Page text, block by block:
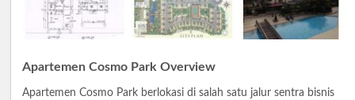
Apartemen Cosmo Park Overview
Apartemen Cosmo Park berlokasi di salah satu jalur sentra bisnis